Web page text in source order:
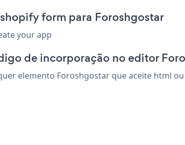
form para Foroshgostar
your app
de incorporação no editor
elemento Foroshgostar que aceite html